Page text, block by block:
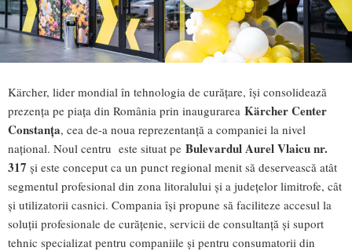
Kärcher, lider mondial în tehnologia de curățare, își consolidează
prezența pe piața din România prin inaugurarea Kärcher Center
Constanța, cea de-a noua reprezentanță a companiei la nivel
național. Noul centru este situat pe Bulevardul Aurel Vlaicu nr.
317 și este conceput ca un punct regional menit să deservească atât
segmentul profesional din zona litoralului și a județelor limitrofe, cât
și utilizatorii casnici. Compania își propune să faciliteze accesul la
soluții profesionale de curățenie, servicii de consultanță și suport
tehnic specializat pentru companiile și pentru consumatorii din